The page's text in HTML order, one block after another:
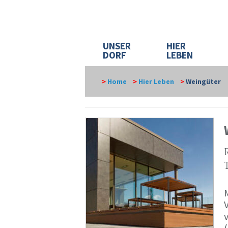
UNSER
DORF
HIER
LEBEN
> Home > Hier Leben >Weingüter